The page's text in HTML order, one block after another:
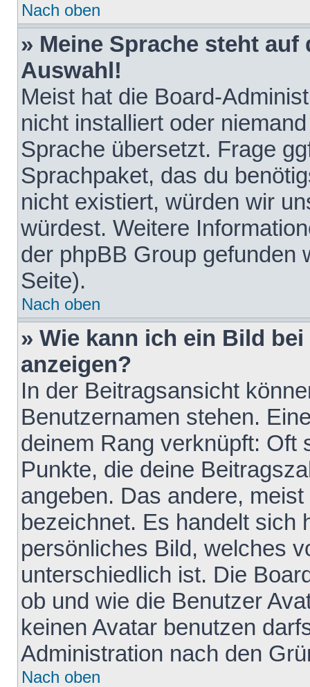
Nach oben
» Meine Sprache steht
Auswahl!
Meist hat die Board-
nicht installiert oder
Sprache übersetzt. Frage
Sprachpaket, das du
nicht existiert, würden wir
würdest. Weitere
der phpBB Group gefunden
Seite).
Nach oben
» Wie kann ich ein Bild
anzeigen?
In der Beitragsansicht
Benutzernamen stehen.
deinem Rang verknüpft: Oft
Punkte, die deine
angeben. Das andere,
bezeichnet. Es handelt sich
persönliches Bild, welches
unterschiedlich ist. Die
ob und wie die Benutzer
keinen Avatar benutzen
Administration nach den
Nach oben